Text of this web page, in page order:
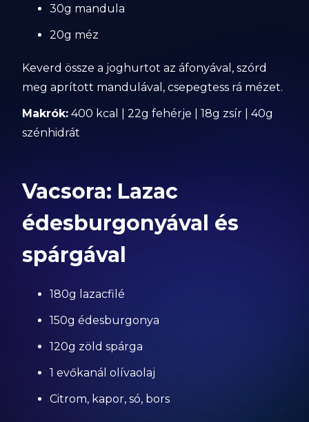
30g mandula
20g méz
Keverd össze a joghurtot az áfonyával, szórd
meg aprított mandulával, csepegtess rá mézet.
Makrók: 400 kcal | 22g fehérje | 18g zsír | 40g
szénhidrát
Vacsora: Lazac
édesburgonyával és
spárgával
180g lazacfilé
150g édesburgonya
120g zöld spárga
1 evőkanál olívaolaj
Citrom, kapor, só, bors